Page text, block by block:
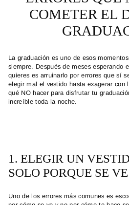
COMETER EL
La graduación es uno de esos
siempre. Después de meses esperando
quieres es arruinarlo por errores que sí
elegir mal el vestido hasta exagerar
qué NO hacer para disfrutar tu
increíble toda la noche.
1. ELEGIR UN
SOLO PORQUE SE
Uno de los errores más comunes es